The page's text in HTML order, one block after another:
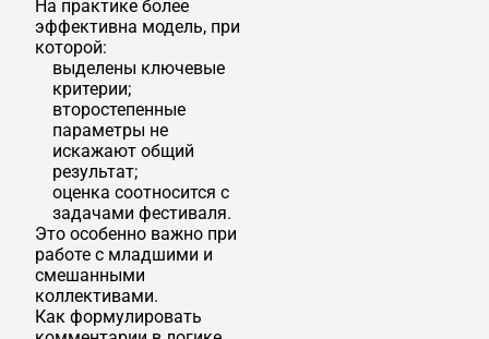
На практике более
эффективна модель, при
которой:
выделены ключевые
критерии;
второстепенные
параметры не
искажают общий
результат;
оценка соотносится с
задачами фестиваля.
Это особенно важно при
работе с младшими и
смешанными
коллективами.
Как формулировать